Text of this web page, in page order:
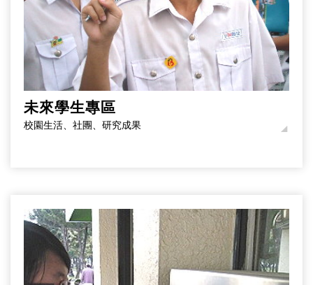
未來學生專區
校園生活、社團、研究成果